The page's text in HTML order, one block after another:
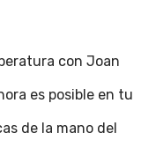
con Joan
es posible en tu
de la mano del